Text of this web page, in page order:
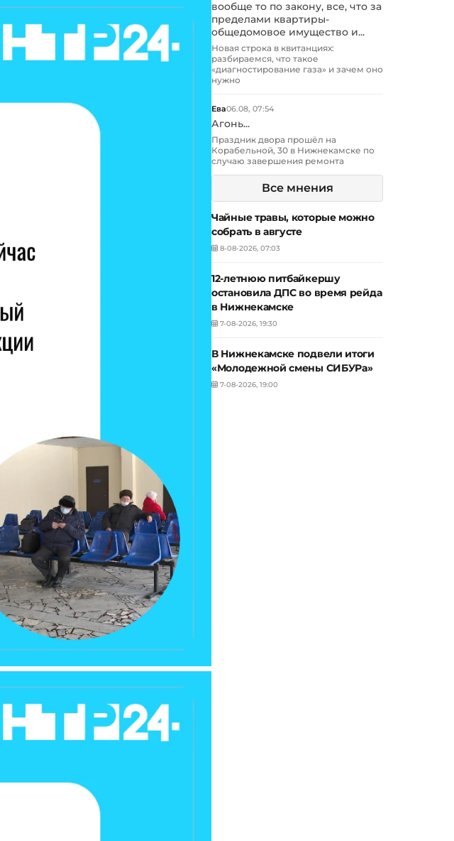
вообще то по закону, все, что за
пределами квартиры-
общедомовое имущество и...
Новая строка в квитанциях:
разбираемся, что такое
«диагностирование газа» и зачем оно
нужно
Ева06.08, 07:54
Агонь...
Праздник двора прошёл на
Корабельной, 30 в Нижнекамске по
случаю завершения ремонта
Все мнения
Чайные травы, которые можно
собрать в августе
8-08-2026, 07:03
12-летнюю питбайкершу
остановила ДПС во время рейда
в Нижнекамске
7-08-2026, 19:30
В Нижнекамске подвели итоги
«Молодежной смены СИБУРа»
7-08-2026, 19:00